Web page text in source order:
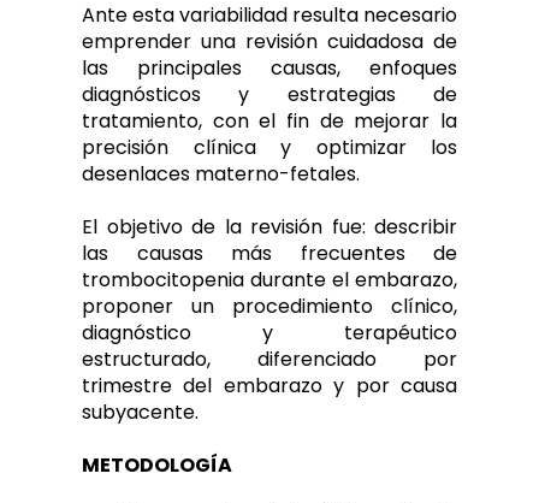
Ante esta variabilidad resulta necesario
emprender una revisión cuidadosa de
las principales causas, enfoques
diagnósticos y estrategias de
tratamiento, con el fin de mejorar la
precisión clínica y optimizar los
desenlaces materno-fetales.
El objetivo de la revisión fue: describir
las causas más frecuentes de
trombocitopenia durante el embarazo,
proponer un procedimiento clínico,
diagnóstico y terapéutico
estructurado, diferenciado por
trimestre del embarazo y por causa
subyacente.
METODOLOGÍA